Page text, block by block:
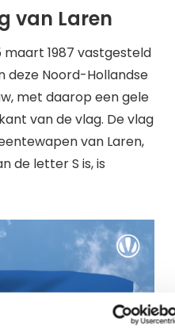
van Laren
maart 1987 vastgesteld
deze Noord-Hollandse
met daarop een gele
van de vlag. De vlag
van Laren,
de letter S is, is